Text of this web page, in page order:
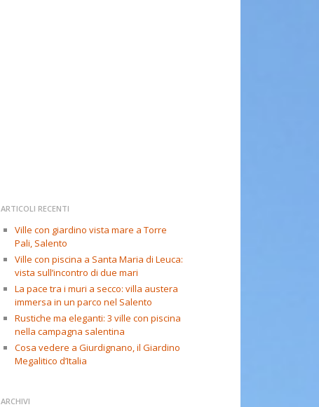
ARTICOLI RECENTI
Ville con giardino vista mare a Torre
Pali, Salento
Ville con piscina a Santa Maria di Leuca:
vista sull’incontro di due mari
La pace tra i muri a secco: villa austera
immersa in un parco nel Salento
Rustiche ma eleganti: 3 ville con piscina
nella campagna salentina
Cosa vedere a Giurdignano, il Giardino
Megalitico d’Italia
ARCHIVI